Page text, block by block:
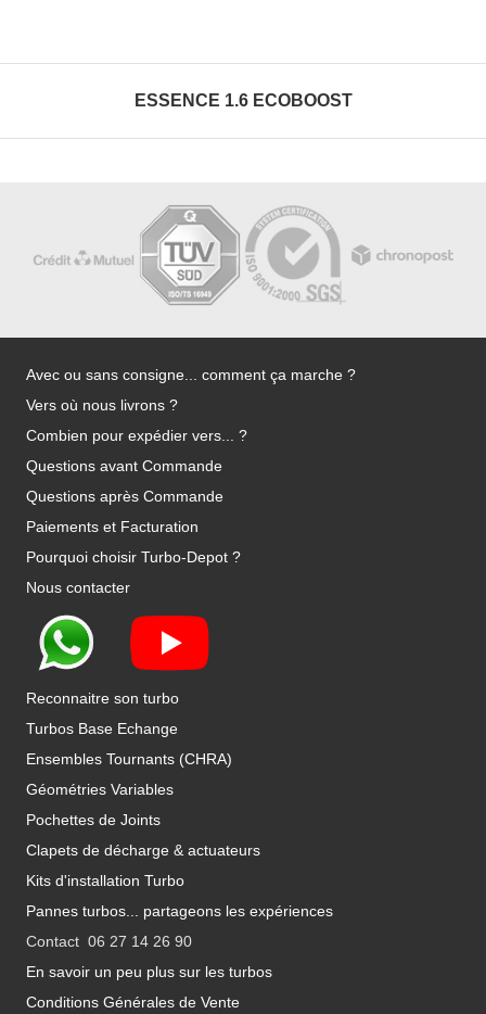
ESSENCE 1.6 ECOBOOST
Avec ou sans consigne... comment ça marche ?
Vers où nous livrons ?
Combien pour expédier vers... ?
Questions avant Commande
Questions après Commande
Paiements et Facturation
Pourquoi choisir Turbo-Depot ?
Nous contacter
Reconnaitre son turbo
Turbos Base Echange
Ensembles Tournants (CHRA)
Géométries Variables
Pochettes de Joints
Clapets de décharge & actuateurs
Kits d'installation Turbo
Pannes turbos... partageons les expériences
Contact 06 27 14 26 90
En savoir un peu plus sur les turbos
Conditions Générales de Vente